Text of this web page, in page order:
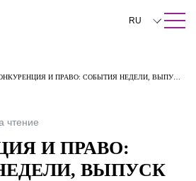
Закрыть
RU
中文
Italiano
И ПРАВО: СОБЫТИЯ НЕДЕЛИ, ВЫПУСК
чтение
И ПРАВО:
ВЫПУСК